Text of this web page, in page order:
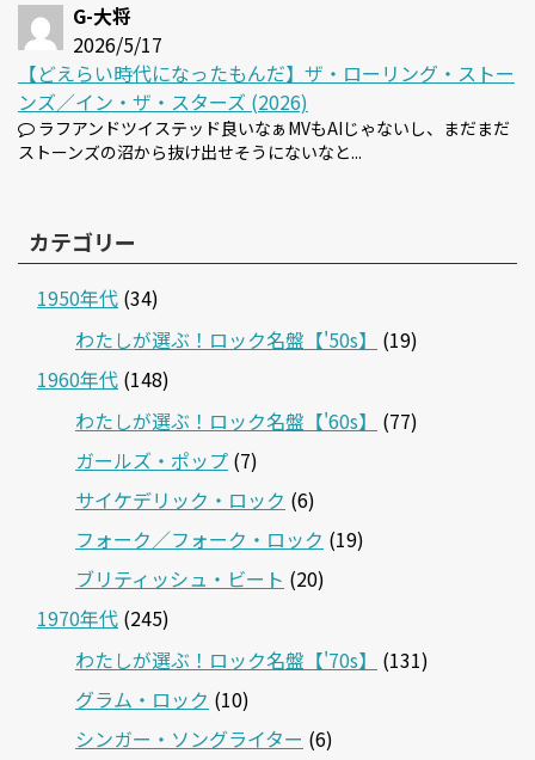
G-大将
2026/5/17
【どえらい時代になったもんだ】ザ・ローリング・ストー
ンズ／イン・ザ・スターズ (2026)
ラフアンドツイステッド良いなぁMVもAIじゃないし、まだまだ
ストーンズの沼から抜け出せそうにないなと...
カテゴリー
1950年代 (34)
わたしが選ぶ！ロック名盤【'50s】
(19)
1960年代 (148)
わたしが選ぶ！ロック名盤【'60s】
(77)
ガールズ・ポップ (7)
サイケデリック・ロック (6)
フォーク／フォーク・ロック (19)
ブリティッシュ・ビート (20)
1970年代 (245)
わたしが選ぶ！ロック名盤【'70s】
(131)
グラム・ロック (10)
シンガー・ソングライター (6)